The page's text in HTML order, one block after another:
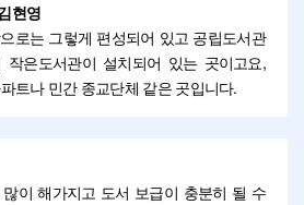
현영
로는 그렇게 편성되어 있고 공립도서관
작은도서관이 설치되어 있는 곳이고요,
트나 민간 종교단체 같은 곳입니다.
이 해가지고 도서 보급이 충분히 될 수